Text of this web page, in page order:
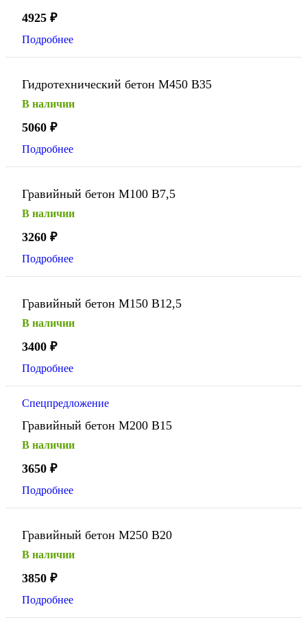
4925 ₽
Подробнее
Гидротехнический бетон М450 В35
В наличии
5060 ₽
Подробнее
Гравийный бетон М100 В7,5
В наличии
3260 ₽
Подробнее
Гравийный бетон М150 В12,5
В наличии
3400 ₽
Подробнее
Спецпредложение
Гравийный бетон М200 В15
В наличии
3650 ₽
Подробнее
Гравийный бетон М250 В20
В наличии
3850 ₽
Подробнее